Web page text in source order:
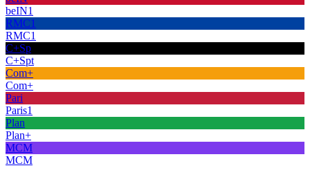
beIN1
RMC1
RMC1
C+Sp
C+Spt
Com+
Com+
Pari
Paris1
Plan
Plan+
MCM
MCM